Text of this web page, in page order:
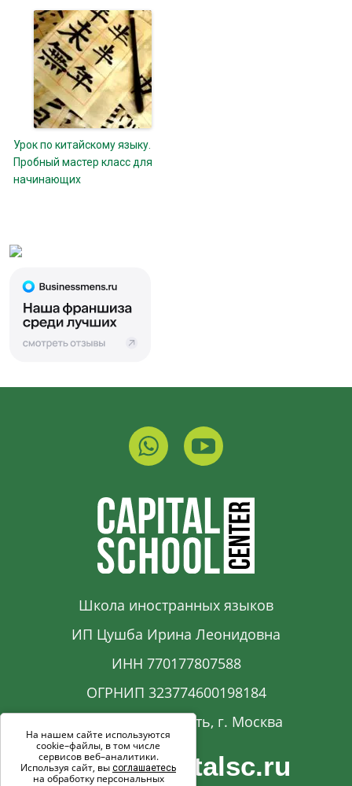
Урок по китайскому языку.
Пробный мастер класс для
начинающих
Школа иностранных языков
ИП Цушба Ирина Леонидовна
ИНН 770177807588
ОГРНИП 323774600198184
Московская область, г. Москва
info@capitalsc.ru
На нашем сайте используются
cookie–файлы, в том числе
сервисов веб–аналитики.
Используя сайт, вы соглашаетесь
на обработку персональных